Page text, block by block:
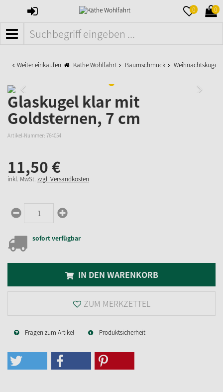
ANMELDEN 0 0
MENÜ
Weiter einkaufen Käthe Wohlfahrt Baumschmuck
Glaskugel klar mit
Goldsternen, 7 cm
Artikel-Nummer: 764054
11,50€
inkl. MwSt. zzgl. Versandkosten
sofort verfügbar
IN DEN WARENKORB
ZUM MERKZETTEL
Fragen zum Artikel Produktsicherheit